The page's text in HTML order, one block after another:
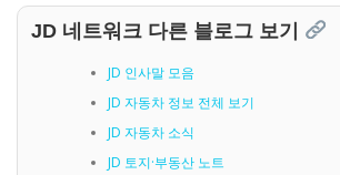
JD 네트워크 다른 블로그 보기
JD 인사말 모음
JD 자동차 정보 전체 보기
JD 자동차 소식
JD 토지·부동산 노트